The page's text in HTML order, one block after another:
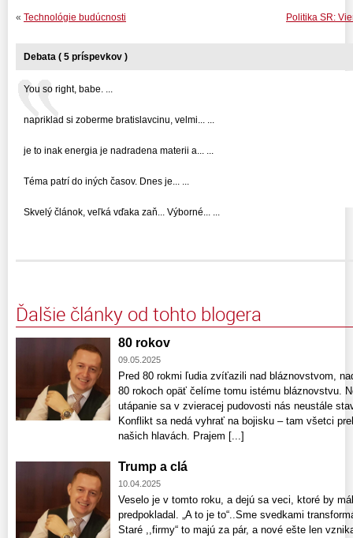
Politika SR:
« Technológie budúcnosti
Debata ( 5 príspevkov )
You so right, babe. ...
napriklad si zoberme bratislavcinu, velmi... ...
je to inak energia je nadradena materii a... ...
Téma patrí do iných časov. Dnes je... ...
Skvelý článok, veľká vďaka zaň... Výborné... ...
Ďalšie články od tohto blogera
80 rokov
09.05.2025
Pred 80 rokmi ľudia zvíťazili nad bláznovstvom,
80 rokoch opäť čelíme tomu istému bláznovstvu.
utápanie sa v zvieracej pudo­vosti nás neustále
Konflikt sa nedá vyhrať na bojisku – tam všetci
našich hlavách. Prajem [...]
Trump a clá
10.04.2025
Veselo je v tomto roku, a dejú sa veci, ktoré by
predpokladal. „A to je to“..Sme svedkami
Staré ,,firmy“ to majú za pár, a nové ešte len